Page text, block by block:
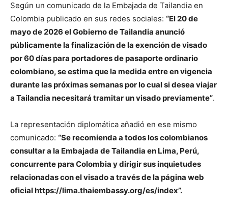
Según un comunicado de la Embajada de Tailandia en
Colombia publicado en sus redes sociales: “El 20 de
mayo de 2026 el Gobierno de Tailandia anunció
públicamente la finalización de la exención de visado
por 60 días para portadores de pasaporte ordinario
colombiano, se estima que la medida entre en vigencia
durante las próximas semanas por lo cual si desea viajar
a Tailandia necesitará tramitar un visado previamente”.
La representación diplomática añadió en ese mismo
comunicado: “Se recomienda a todos los colombianos
consultar a la Embajada de Tailandia en Lima, Perú,
concurrente para Colombia y dirigir sus inquietudes
relacionadas con el visado a través de la página web
oficial https://lima.thaiembassy.org/es/index”.